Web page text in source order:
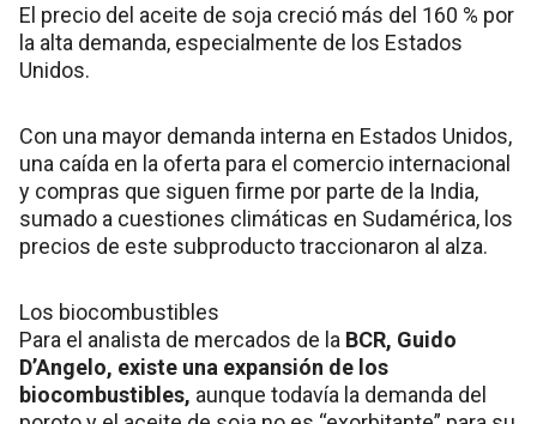
El precio del aceite de soja creció más del 160 % por
la alta demanda, especialmente de los Estados
Unidos.
Con una mayor demanda interna en Estados Unidos,
una caída en la oferta para el comercio internacional
y compras que siguen firme por parte de la India,
sumado a cuestiones climáticas en Sudamérica, los
precios de este subproducto traccionaron al alza.
Los biocombustibles
Para el analista de mercados de la BCR, Guido
D’Angelo, existe una expansión de los
biocombustibles, aunque todavía la demanda del